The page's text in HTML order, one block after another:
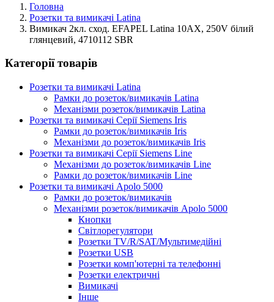
Головна
Розетки та вимикачі Latina
Вимикач 2кл. сход. EFAPEL Latina 10АХ, 250V білий
глянцевий, 4710112 SBR
Категорії товарів
Розетки та вимикачі Latina
Рамки до розеток/вимикачів Latina
Механізми розеток/вимикачів Latina
Розетки та вимикачі Серії Siemens Iris
Рамки до розеток/вимикачів Iris
Механізми до розеток/вимикачів Iris
Розетки та вимикачі Серії Siemens Line
Механізми до розеток/вимикачів Line
Рамки до розеток/вимикачів Line
Розетки та вимикачі Apolo 5000
Рамки до розеток/вимикачів
Механізми розеток/вимикачів Apolo 5000
Кнопки
Світлорегулятори
Розетки TV/R/SAT/Мультимедійні
Розетки USB
Розетки комп'ютерні та телефонні
Розетки електричні
Вимикачі
Інше